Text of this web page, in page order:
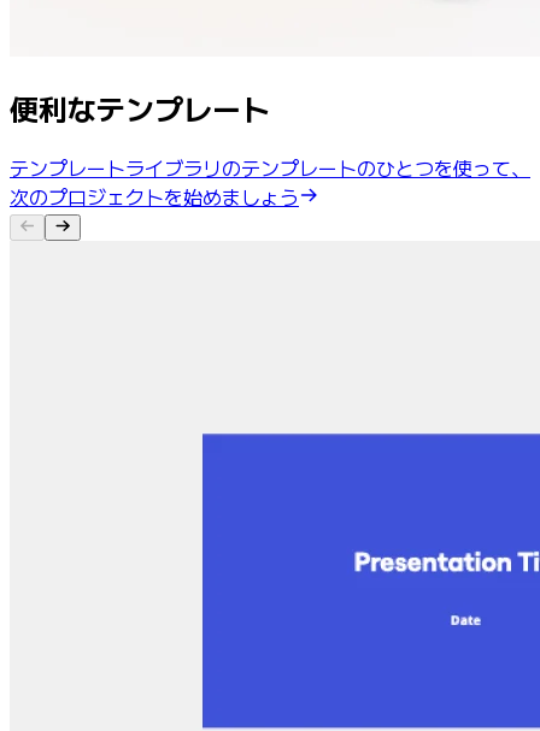
便利なテンプレート
テンプレートライブラリのテンプレートのひとつを使って、
次のプロジェクトを始めましょう